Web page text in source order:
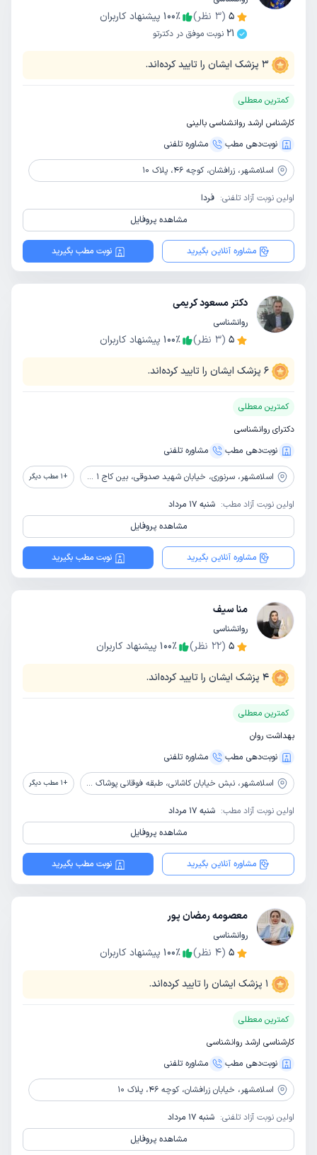
5
(
3 نظر) 100٪
پیشنهاد کاربران
21 نوبت موفق در دکترتو
3 پزشک ایشان را تایید کرده‌اند.
کمترین معطلی
کارشناس ارشد روانشناسی بالینی
نوبت‌دهی مطب
مشاوره‌ تلفنی
اسلامشهر، زرافشان، کوچه 46، پلاک 10
اولین نوبت آزاد تلفنی: فردا
مشاهده پروفایل
مشاوره آنلاین بگیرید نوبت مطب بگیرید
دکتر مسعود کریمی
روانشناسی
5
(
3 نظر) 100٪ پیشنهاد کاربران
6 پزشک ایشان را تایید کرده‌اند.
کمترین معطلی
دکترای روانشناسی
نوبت‌دهی مطب
مشاوره‌ تلفنی
اسلامشهر، سرنوری، خیابان شهید صدوقی، بین کاج 1 و 2، واحد 2 +
1 مطب دیگر
اولین نوبت آزاد مطب: شنبه 17 مرداد
مشاهده پروفایل
مشاوره آنلاین بگیرید نوبت مطب بگیرید
منا سیف
روانشناسی
5
(
22 نظر) 100٪ پیشنهاد کاربران
4 پزشک ایشان را تایید کرده‌اند.
کمترین معطلی
بهداشت روان
نوبت‌دهی مطب
مشاوره‌ تلفنی
اسلامشهر، نبش خیابان کاشانی، طبقه فوقانی پوشاک آپاچی، پلاک 852، مرکز مشاوره و روانشناسی نگاه سبز +
1 مطب دیگر
اولین نوبت آزاد مطب: شنبه 17 مرداد
مشاهده پروفایل
مشاوره آنلاین بگیرید نوبت مطب بگیرید
معصومه رمضان پور
روانشناسی
5
(
4 نظر) 100٪ پیشنهاد کاربران
1 پزشک ایشان را تایید کرده‌اند.
کمترین معطلی
کارشناسی ارشد روانشناسی
نوبت‌دهی مطب
مشاوره‌ تلفنی
اسلامشهر، خیابان زرافشان، کوچه 46، پلاک 10
اولین نوبت آزاد تلفنی: شنبه 17 مرداد
مشاهده پروفایل